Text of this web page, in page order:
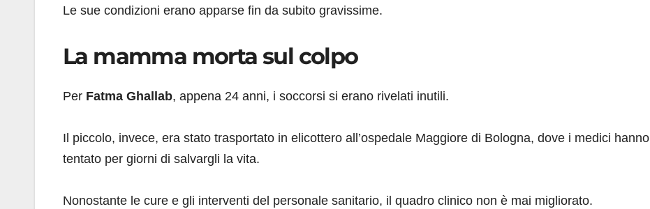
Le sue condizioni erano apparse fin da subito gravissime.
La mamma morta sul colpo
Per Fatma Ghallab, appena 24 anni, i soccorsi si erano rivelati inutili.
Il piccolo, invece, era stato trasportato in elicottero all’ospedale Maggiore di Bologna, dove i medici hanno
tentato per giorni di salvargli la vita.
Nonostante le cure e gli interventi del personale sanitario, il quadro clinico non è mai migliorato.